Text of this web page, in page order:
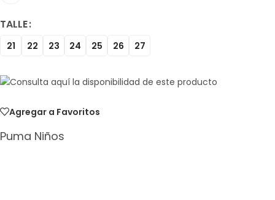
TALLE
21 22 23 24 25 26 27
Agregar a Favoritos
Puma Niños